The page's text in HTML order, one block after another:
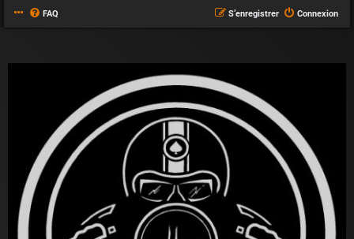
FAQ Connexion
S’enregistrer